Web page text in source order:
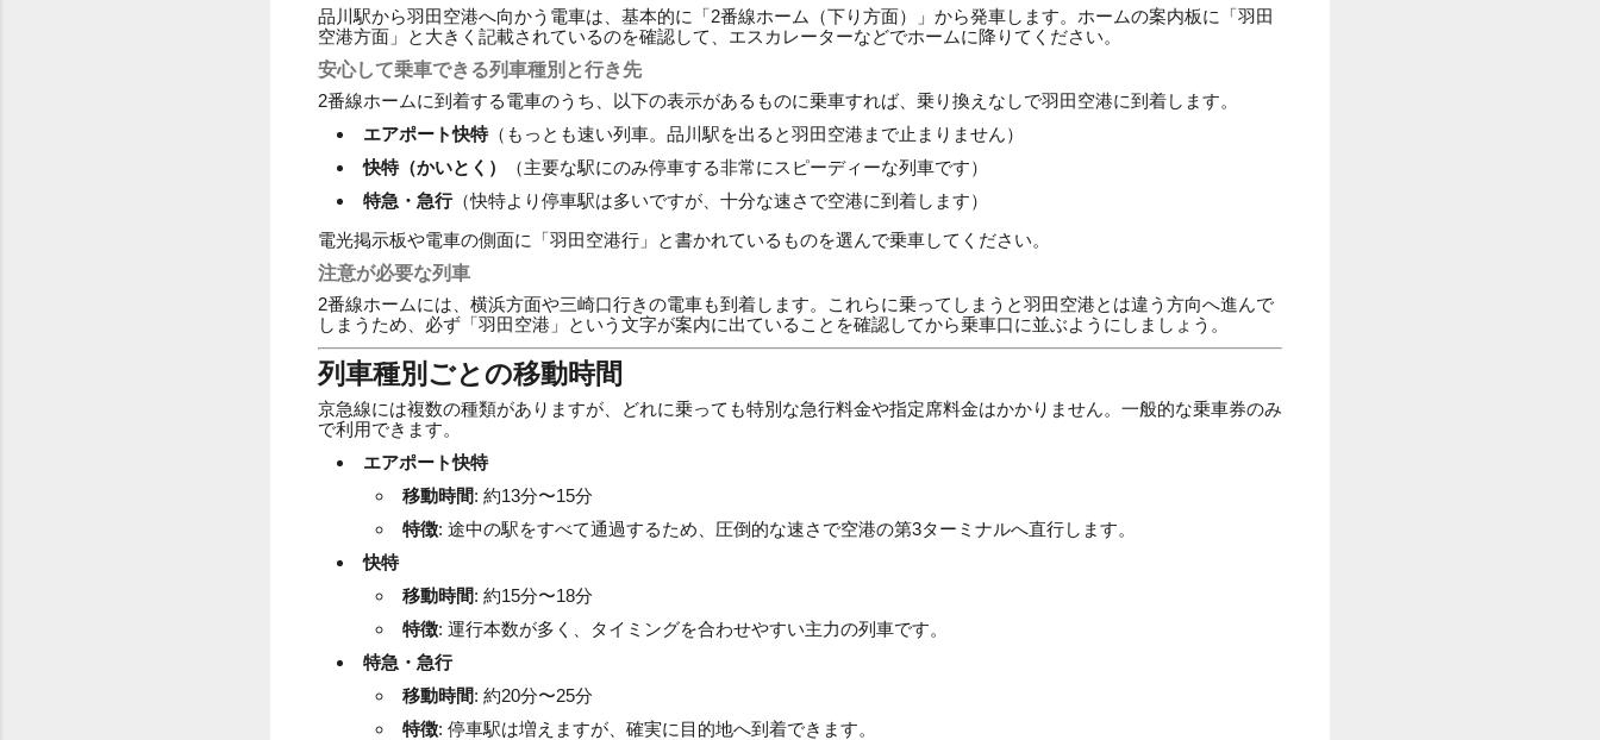
品川駅から羽田空港へ向かう電車は、基本的に「2番線ホーム（下り方面）」から発車します。ホームの案内板に「羽田
空港方面」と大きく記載されているのを確認して、エスカレーターなどでホームに降りてください。
安心して乗車できる列車種別と行き先
2番線ホームに到着する電車のうち、以下の表示があるものに乗車すれば、乗り換えなしで羽田空港に到着します。
エアポート快特（もっとも速い列車。品川駅を出ると羽田空港まで止まりません）
快特（かいとく）
（主要な駅にのみ停車する非常にスピーディーな列車です）
特急・急行（快特より停車駅は多いですが、十分な速さで空港に到着します）
電光掲示板や電車の側面に「羽田空港行」と書かれているものを選んで乗車してください。
注意が必要な列車
2番線ホームには、横浜方面や三崎口行きの電車も到着します。これらに乗ってしまうと羽田空港とは違う方向へ進んで
しまうため、必ず「羽田空港」という文字が案内に出ていることを確認してから乗車口に並ぶようにしましょう。
列車種別ごとの移動時間
京急線には複数の種類がありますが、どれに乗っても特別な急行料金や指定席料金はかかりません。一般的な乗車券のみ
で利用できます。
エアポート快特
移動時間: 約13分〜15分
特徴: 途中の駅をすべて通過するため、圧倒的な速さで空港の第3ターミナルへ直行します。
快特
移動時間: 約15分〜18分
特徴: 運行本数が多く、タイミングを合わせやすい主力の列車です。
特急・急行
移動時間: 約20分〜25分
特徴: 停車駅は増えますが、確実に目的地へ到着できます。